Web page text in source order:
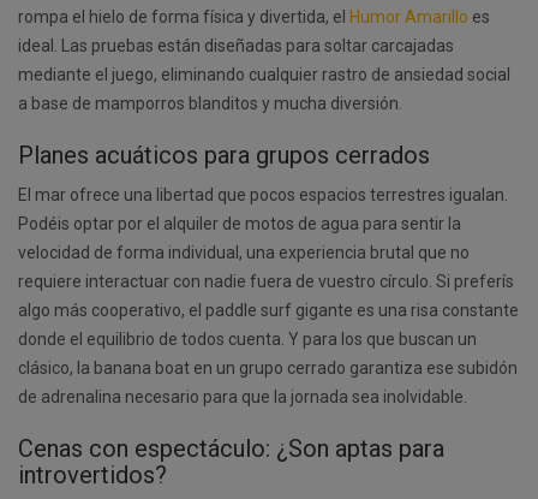
rompa el hielo de forma física y divertida, el Humor Amarillo es
ideal. Las pruebas están diseñadas para soltar carcajadas
mediante el juego, eliminando cualquier rastro de ansiedad social
a base de mamporros blanditos y mucha diversión.
Planes acuáticos para grupos cerrados
El mar ofrece una libertad que pocos espacios terrestres igualan.
Podéis optar por el alquiler de motos de agua para sentir la
velocidad de forma individual, una experiencia brutal que no
requiere interactuar con nadie fuera de vuestro círculo. Si preferís
algo más cooperativo, el paddle surf gigante es una risa constante
donde el equilibrio de todos cuenta. Y para los que buscan un
clásico, la banana boat en un grupo cerrado garantiza ese subidón
de adrenalina necesario para que la jornada sea inolvidable.
Cenas con espectáculo: ¿Son aptas para
introvertidos?